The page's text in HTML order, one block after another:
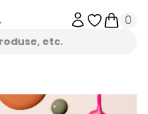
Obiecte
0